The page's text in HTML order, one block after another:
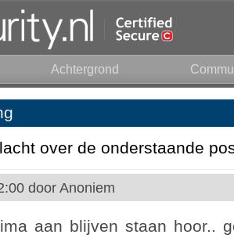
Achtergrond
over de onderstaande
door Anoniem
aan blijven staan hoor..